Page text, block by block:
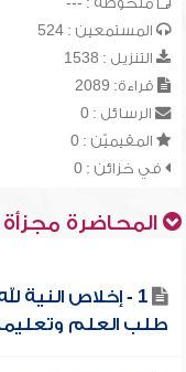
المستمعين : 524
التنزيل : 1538
قراءة: 2089
الرسائل : 0
المقيميّن : 0
في خزائن : 0
المحاضرة مجزأة
1 - إخلاص النية
طلب العلم